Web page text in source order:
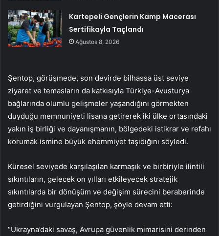
Kartepeli Gençlerin Kamp Macerası
Sertifikayla Taçlandı
Ağustos 8, 2026
Şentop, görüşmede, son devirde bilhassa üst seviye
ziyaret ve temasların da katkısıyla Türkiye-Avusturya
bağlarında olumlu gelişmeler yaşandığını görmekten
duyduğu memnuniyeti lisana getirerek iki ülke ortasındaki
yakın iş birliği ve dayanışmanın, bölgedeki istikrar ve refahı
korumak ismine büyük ehemmiyet taşıdığını söyledi.
Küresel seviyede karşılaşılan karmaşık ve birbiriyle ilintili
sıkıntıların, gelecek on yılları etkileyecek stratejik
sıkıntılarda bir dönüşüm ve değişim sürecini beraberinde
getirdiğini vurgulayan Şentop, şöyle devam etti:
“Ukrayna’daki savaş, Avrupa güvenlik mimarisini derinden